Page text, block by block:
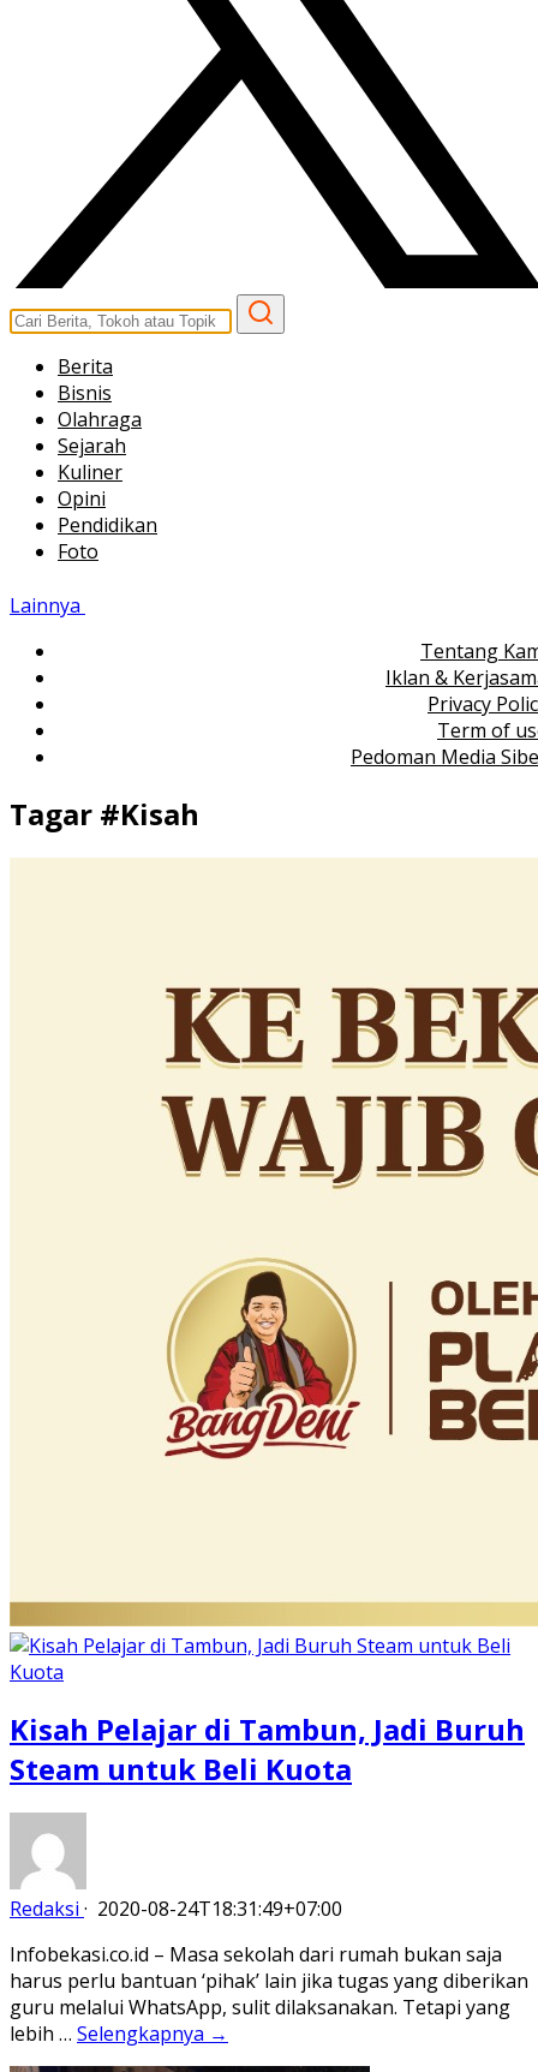
Berita
Bisnis
Olahraga
Sejarah
Kuliner
Opini
Pendidikan
Foto
Lainnya
Tentang
Iklan &
Privacy
Term of
Pedoman Media
Tagar #Kisah
Kisah Pelajar di Tambun, Jadi Buruh
Steam untuk Beli Kuota
Redaksi · 2020-08-24T18:31:49+07:00
Infobekasi.co.id – Masa sekolah dari rumah bukan saja
harus perlu bantuan ‘pihak’ lain jika tugas yang diberikan
guru melalui WhatsApp, sulit dilaksanakan. Tetapi yang
lebih … Selengkapnya →